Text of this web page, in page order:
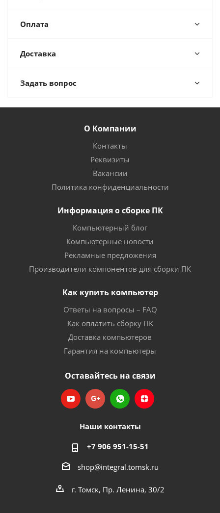
Оплата
Доставка
Задать вопрос
О Компании
Контакты
Реквизиты
Вакансии
Политика конфиденциальности
Информация о сборке ПК
Компьютерный блог
Компьютерные новости
Рекламные предложения
Производители компонентов для сборки ПК
Как купить компьютер
Ответы на вопросы – FAQ
Как оплатить сборку ПК
Доставка компьютеров
Гарантия на компьютеры
Оставайтесь на связи
Наши контакты
+7 906 951-15-51
shop@integral.tomsk.ru
г. Томск, Пр. Ленина, 30/2